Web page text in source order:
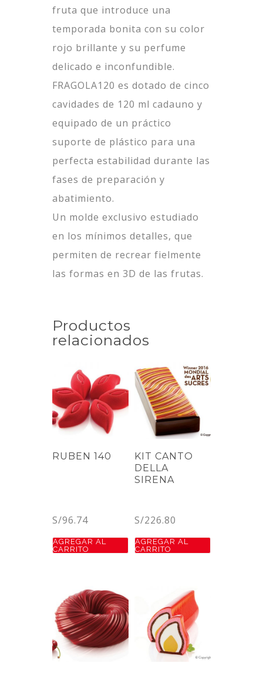
fruta que introduce una
temporada bonita con su color
rojo brillante y su perfume
delicado e inconfundible.
FRAGOLA120 es dotado de cinco
cavidades de 120 ml cadauno y
equipado de un práctico
suporte de plástico para una
perfecta estabilidad durante las
fases de preparación y
abatimiento.
Un molde exclusivo estudiado
en los mínimos detalles, que
permiten de recrear fielmente
las formas en 3D de las frutas.
Productos
relacionados
RUBEN 140
S/96.74
AGREGAR AL
CARRITO
KIT CANTO
DELLA
SIRENA
S/226.80
AGREGAR AL
CARRITO